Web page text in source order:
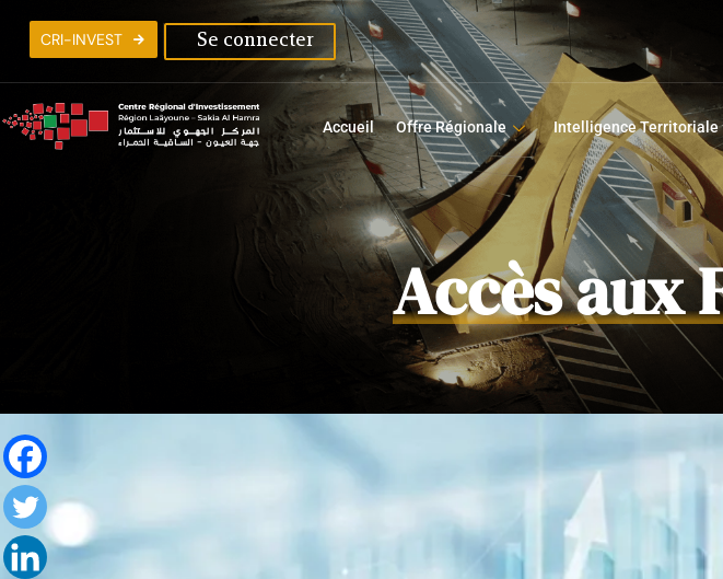
CRI-INVEST Se connecter
Accueil Offre Régionale Intelligence Territoriale
Accès aux